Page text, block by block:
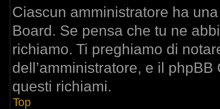
Ciascun amministratore ha
Board. Se pensa che tu ne
richiamo. Ti preghiamo di
dell’amministratore, e il
questi richiami.
Top